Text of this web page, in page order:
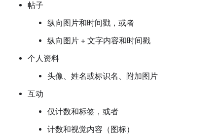
帖子
纵向图片和时间戳，或者
纵向图片 + 文字内容和时间戳
个人资料
头像、姓名或标识名、附加图片
互动
仅计数和标签，或者
计数和视觉内容（图标）